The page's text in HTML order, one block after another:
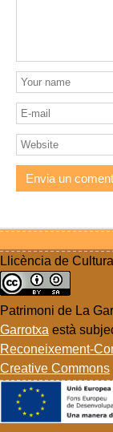
Llicència de
Patrimoni de La
Garrotxa està
Reconeixement-
Creative Commons